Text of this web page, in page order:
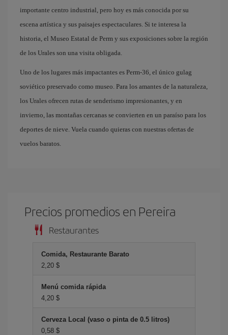
importante centro industrial, pero hoy es más conocida por su
escena artística y sus paisajes espectaculares. Si te interesa la
historia, el Museo Estatal de Perm y sus exposiciones sobre la región
de los Urales son una visita obligada.
Uno de los lugares más impactantes es Perm-36, el único gulag
soviético preservado como museo. Para los amantes de la naturaleza,
los Urales ofrecen rutas de senderismo impresionantes, y en
invierno, las montañas cercanas se convierten en un paraíso para los
deportes de nieve. Vuela cuando quieras con nuestras ofertas de
vuelos baratos.
Precios promedios en Pereira
Restaurantes
Comida, Restaurante Barato
2,20 $
Menú comida rápida
4,20 $
Cerveza Local (vaso o pinta de 0.5 litros)
0,58 $